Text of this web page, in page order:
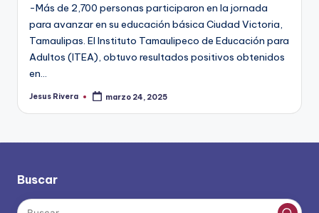
-Más de 2,700 personas participaron en la jornada
para avanzar en su educación básica Ciudad Victoria,
Tamaulipas. El Instituto Tamaulipeco de Educación para
Adultos (ITEA), obtuvo resultados positivos obtenidos
en…
Publicado
Jesus Rivera marzo 24, 2025
Buscar